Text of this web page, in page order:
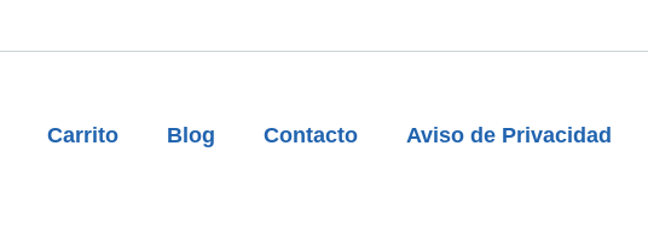
Carrito Blog Contacto Aviso de Privacidad